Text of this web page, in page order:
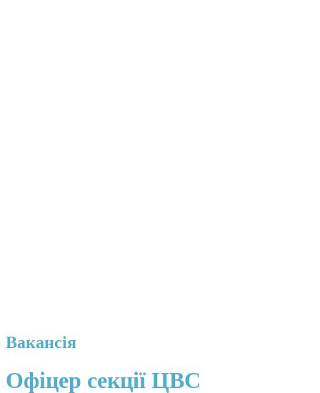
Вакансія
Офіцер секції ЦВС